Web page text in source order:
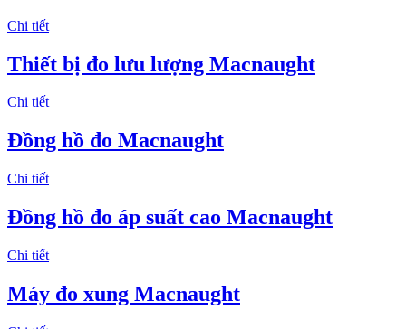
Chi tiết
Thiết bị đo lưu lượng Macnaught
Chi tiết
Đồng hồ đo Macnaught
Chi tiết
Đồng hồ đo áp suất cao Macnaught
Chi tiết
Máy đo xung Macnaught